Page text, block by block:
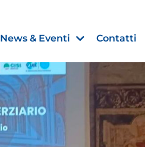
News & Eventi Contatti